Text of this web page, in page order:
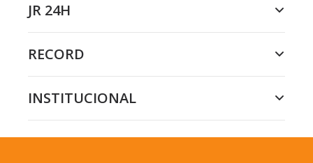
JR 24H
RECORD
INSTITUCIONAL